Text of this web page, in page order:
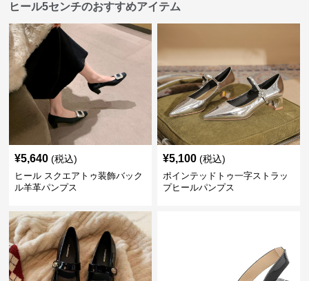
ヒール5センチのおすすめアイテム
¥5,640 (税込)
ヒール スクエアトゥ装飾バック
ル羊革パンプス
¥5,100 (税込)
ポインテッドトゥ一字ストラッ
プヒールパンプス